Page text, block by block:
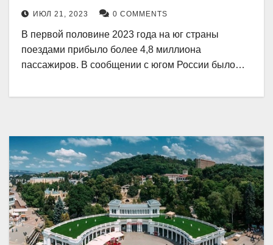
ИЮЛ 21, 2023 0 COMMENTS
В первой половине 2023 года на юг страны
поездами прибыло более 4,8 миллиона
пассажиров. В сообщении с югом России было…